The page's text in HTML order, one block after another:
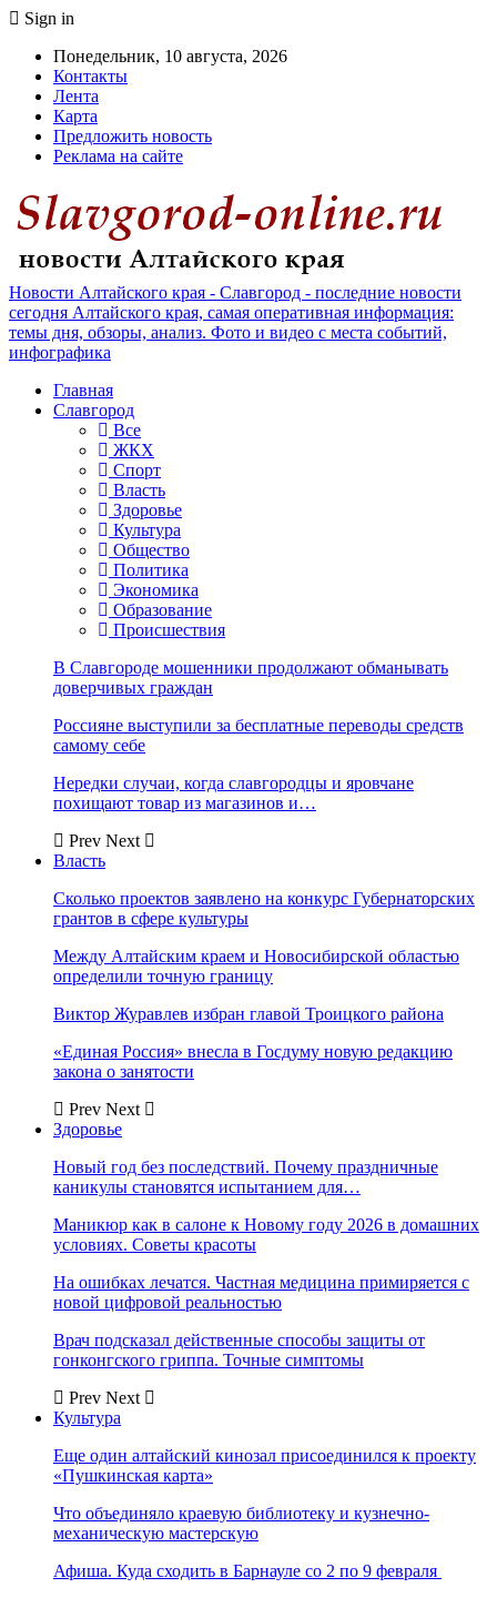
Sign in
Понедельник, 10 августа, 2026
Контакты
Лента
Карта
Предложить новость
Реклама на сайте
Новости Алтайского края - Славгород - последние новости
сегодня Алтайского края, самая оперативная информация:
темы дня, обзоры, анализ. Фото и видео с места событий,
инфографика
Главная
Славгород
Все
ЖКХ
Спорт
Власть
Здоровье
Культура
Общество
Политика
Экономика
Образование
Происшествия
В Славгороде мошенники продолжают обманывать
доверчивых граждан
Россияне выступили за бесплатные переводы средств
самому себе
Нередки случаи, когда славгородцы и яровчане
похищают товар из магазинов и…
Prev Next
Власть
Сколько проектов заявлено на конкурс Губернаторских
грантов в сфере культуры
Между Алтайским краем и Новосибирской областью
определили точную границу
Виктор Журавлев избран главой Троицкого района
«Единая Россия» внесла в Госдуму новую редакцию
закона о занятости
Prev Next
Здоровье
Новый год без последствий. Почему праздничные
каникулы становятся испытанием для…
Маникюр как в салоне к Новому году 2026 в домашних
условиях. Советы красоты
На ошибках лечатся. Частная медицина примиряется с
новой цифровой реальностью
Врач подсказал действенные способы защиты от
гонконгского гриппа. Точные симптомы
Prev Next
Культура
Еще один алтайский кинозал присоединился к проекту
«Пушкинская карта»
Что объединяло краевую библиотеку и кузнечно-
механическую мастерскую
Афиша. Куда сходить в Барнауле со 2 по 9 февраля